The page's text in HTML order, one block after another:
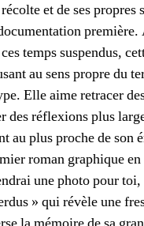
et de ses propres
temps suspendus,
au sens propre du
Elle aime retracer
des réflexions plus
au plus proche de son
roman graphique en
une photo pour toi,
» qui révèle une